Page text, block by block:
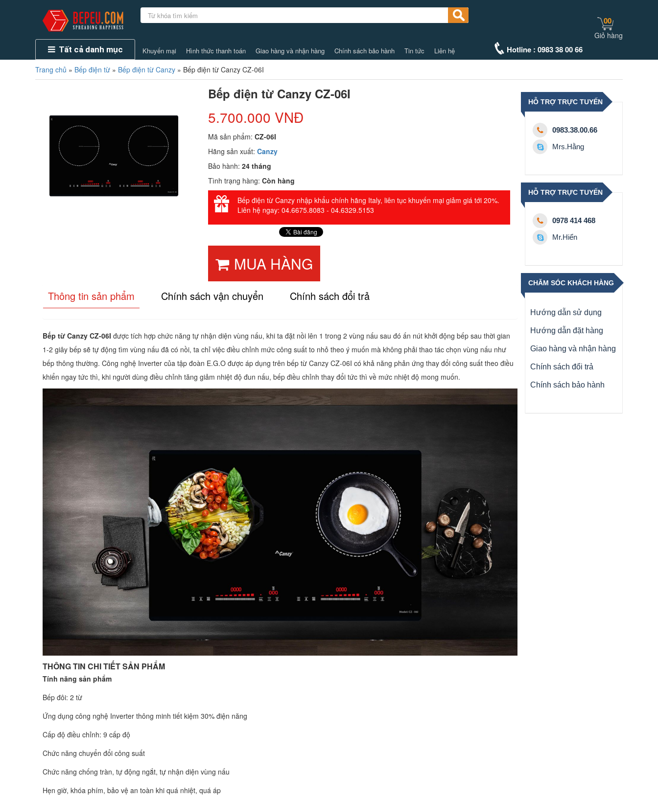
Tất cả danh mục Khuyến mại Hình thức thanh toán Giao hàng và nhận hàng Chính sách bảo hành Tin tức Liên hệ Hotline : 0983 38 00 66
00
Giỏ hàng
Trang chủ » Bếp điện từ » Bếp điện từ Canzy » Bếp điện từ Canzy CZ-06I
Bếp điện từ Canzy CZ-06I
5.700.000 VNĐ
Mã sản phẩm:CZ-06I
Hãng sản xuất:Canzy
Bảo hành:24 tháng
Tình trạng hàng:Còn hàng
Bếp điện từ Canzy nhập khẩu chính hãng Italy, liên tục khuyến mại giảm giá tới 20%.
Liên hệ ngay: 04.6675.8083 - 04.6329.5153
MUA HÀNG
Thông tin sản phẩm Chính sách vận chuyển Chính sách đổi trả
Bếp từ Canzy CZ-06I được tích hợp chức năng tự nhận diện vùng nấu, khi ta đặt nồi lên 1 trong 2 vùng nấu sau đó ấn nút khởi động bếp sau thời gian
1-2 giây bếp sẽ tự động tìm vùng nấu đã có nồi, ta chỉ việc điều chỉnh mức công suất to nhỏ theo ý muốn mà không phải thao tác chọn vùng nấu như
bếp thông thường. Công nghệ Inverter của tập đoàn E.G.O được áp dụng trên bếp từ Canzy CZ-06I có khả năng phản ứng thay đổi công suất theo điều
khiển ngay tức thì, khi người dùng điều chỉnh tăng giảm nhiệt độ đun nấu, bếp điều chỉnh thay đổi tức thì về mức nhiệt độ mong muốn.
THÔNG TIN CHI TIẾT SẢN PHẨM
Tính năng sản phẩm
Bếp đôi: 2 từ
Ứng dụng công nghệ Inverter thông minh tiết kiệm 30% điện năng
Cấp độ điều chỉnh: 9 cấp độ
Chức năng chuyển đổi công suất
Chức năng chống tràn, tự động ngắt, tự nhận diện vùng nấu
Hẹn giờ, khóa phím, bảo vệ an toàn khi quá nhiệt, quá áp
HỖ TRỢ TRỰC TUYẾN
0983.38.00.66
Mrs.Hằng
HỖ TRỢ TRỰC TUYẾN
0978 414 468
Mr.Hiển
CHĂM SÓC KHÁCH HÀNG
Hướng dẫn sử dụng
Hướng dẫn đặt hàng
Giao hàng và nhận hàng
Chính sách đổi trả
Chính sách bảo hành